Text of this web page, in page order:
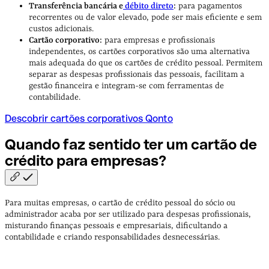
Transferência bancária edébito direto: para pagamentos
recorrentes ou de valor elevado, pode ser mais eficiente e sem
custos adicionais.
Cartão corporativo: para empresas e profissionais
independentes, os cartões corporativos são uma alternativa
mais adequada do que os cartões de crédito pessoal. Permitem
separar as despesas profissionais das pessoais, facilitam a
gestão financeira e integram-se com ferramentas de
contabilidade.
Descobrir cartões corporativos Qonto
Quando faz sentido ter um cartão de
crédito para empresas?
Para muitas empresas, o cartão de crédito pessoal do sócio ou
administrador acaba por ser utilizado para despesas profissionais,
misturando finanças pessoais e empresariais, dificultando a
contabilidade e criando responsabilidades desnecessárias.